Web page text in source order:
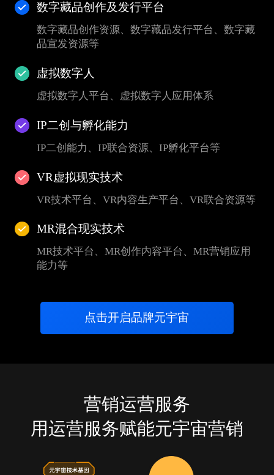
数字藏品创作及发行平台
数字藏品创作资源、数字藏品发行平台、数字藏
品宣发资源等
虚拟数字人
虚拟数字人平台、虚拟数字人应用体系
IP二创与孵化能力
IP二创能力、IP联合资源、IP孵化平台等
VR虚拟现实技术
VR技术平台、VR内容生产平台、VR联合资源等
MR混合现实技术
MR技术平台、MR创作内容平台、MR营销应用
能力等
点击开启品牌元宇宙
营销运营服务
用运营服务赋能元宇宙营销